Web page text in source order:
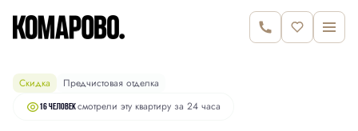
3-комнатная 92.4 м 2
15 390 000 руб.
14 920 000 руб.
Скидка Предчистовая отделка
16 человексмотрели эту квартиру за 24 часа